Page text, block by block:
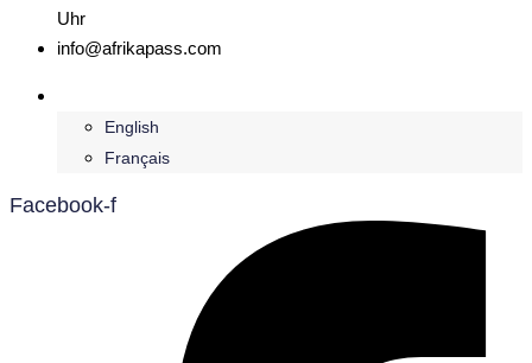
Uhr
info@afrikapass.com
English
Français
Facebook-f